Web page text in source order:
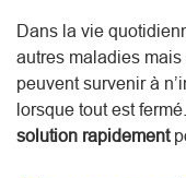
Dans la vie
autres maladies
peuvent survenir à
lorsque tout est
solution rapidement